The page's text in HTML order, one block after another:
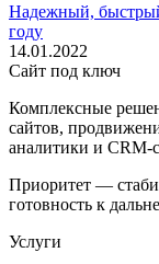
Надежный, быстрый
году
14.01.2022
Сайт под ключ
Комплексные
сайтов,
аналитики и CRM-
Приоритет —
готовность к
Услуги